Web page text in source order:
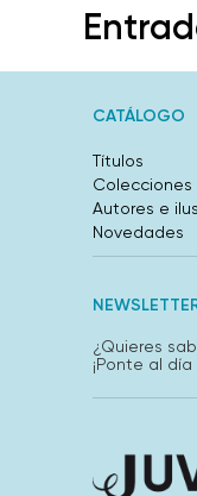
CATÁLOGO
Títulos
Colecciones
Autores e
Novedades
¿Quieres
¡Ponte al